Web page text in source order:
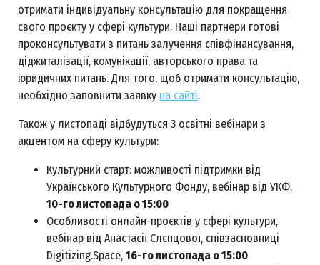
отримати індивідуальну консультацію для покращення
свого проєкту у сфері культури. Наші партнери готові
проконсультувати з питань залучення співфінансування,
діджиталізації, комунікації, авторського права та
юридичних питань. Для того, щоб отримати консультацію,
необхідно заповнити заявку на сайті.
Також у листопаді відбудуться 3 освітні вебінари з
акцентом на сферу культури:
Культурний старт: можливості підтримки від
Українського Культурного Фонду, вебінар від УКФ,
10-го листопада о 15:00
Особливості онлайн-проєктів у сфері культури,
вебінар від Анастасії Слєпцової, співзасновниці
Digitizing.Space, 16-го листопада о 15:00